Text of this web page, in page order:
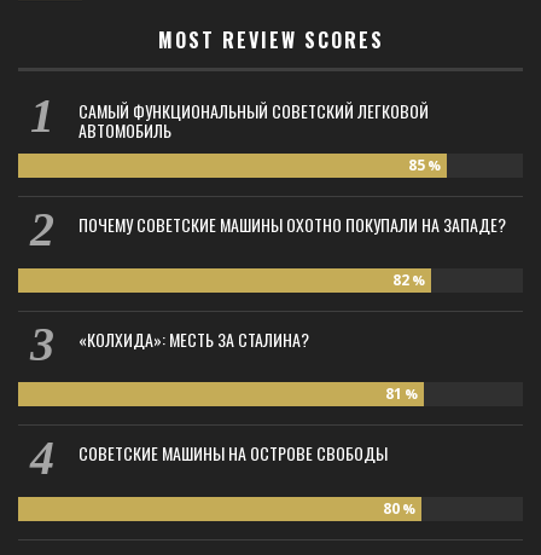
MOST REVIEW SCORES
САМЫЙ ФУНКЦИОНАЛЬНЫЙ СОВЕТСКИЙ ЛЕГКОВОЙ
АВТОМОБИЛЬ
85 %
ПОЧЕМУ СОВЕТСКИЕ МАШИНЫ ОХОТНО ПОКУПАЛИ НА ЗАПАДЕ?
82 %
«КОЛХИДА»: МЕСТЬ ЗА СТАЛИНА?
81 %
СОВЕТСКИЕ МАШИНЫ НА ОСТРОВЕ СВОБОДЫ
80 %